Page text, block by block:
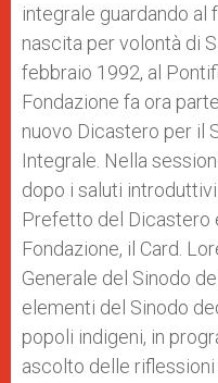
integrale guardando al
nascita per volontà di
febbraio 1992, al
Fondazione fa ora
nuovo Dicastero per il
Integrale. Nella
dopo i saluti introduttivi
Prefetto del Dicastero
Fondazione, il Card.
Generale del Sinodo
elementi del Sinodo
popoli indigeni, in
ascolto delle